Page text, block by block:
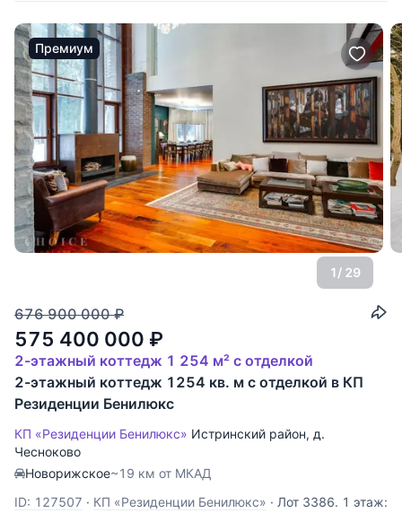
Премиум
1/ 29
676 900 000 ₽
575 400 000 ₽
2-этажный коттедж 1 254 м² с отделкой
2-этажный коттедж 1254 кв. м с отделкой в КП
Резиденции Бенилюкс
КП «Резиденции Бенилюкс» Истринский район, д.
Чесноково
Новорижское~19 км от МКАД
ID: 127507 · КП «Резиденции Бенилюкс» · Лот 3386. 1 этаж: